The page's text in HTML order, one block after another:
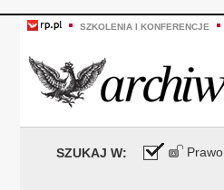
SZKOLENIA I KONFERENCJE
SZUKAJ W: Prawo